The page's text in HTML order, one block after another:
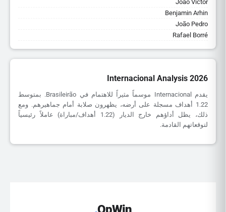
João Victor
Benjamin Arhin
João Pedro
Rafael Borré
Internacional Analysis 2026
يقدم Internacional موسماً مثيراً للاهتمام في Brasileirão. بمتوسط
1.22 أهداف مسجلة على أرضه، يظهرون صلابة أمام جماهيرهم. ومع
ذلك، يظل أداؤهم خارج الديار (1.22 أهداف/مباراة) عاملاً رئيسياً
لتوقعاتهم القادمة.